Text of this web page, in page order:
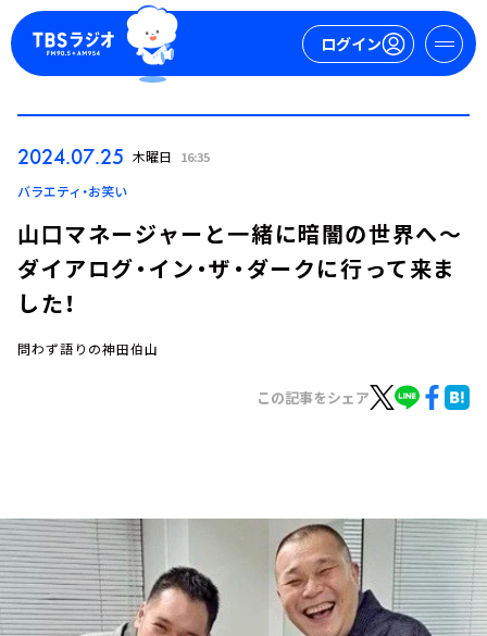
ログイン
ログイン
イベント・グッズ
YouTube
会社情報
2024.07.25 木曜日 16:35
バラエティ・お笑い
山口マネージャーと一緒に暗闇の世界へ～
ダイアログ・イン・ザ・ダークに行って来ま
した！
問わず語りの神田伯山
この記事をシェア